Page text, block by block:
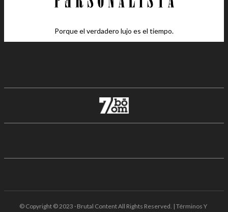
Porque el verdadero lujo es el tiempo.
© Copyright © 2023 · Brutal Content All Rights Reserved. | Términos Y